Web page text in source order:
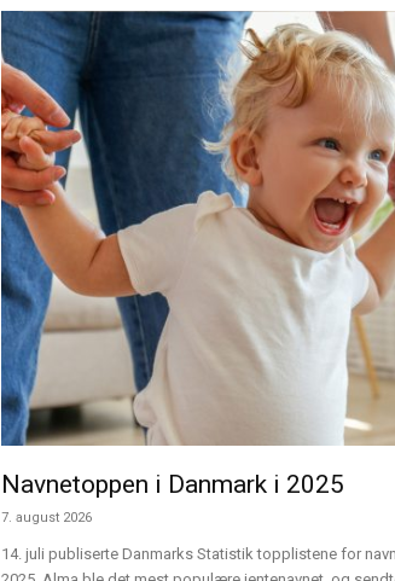
Navnetoppen i Danmark i 2025
7. august 2026
14. juli publiserte Danmarks Statistik topplistene for